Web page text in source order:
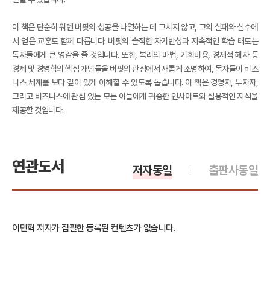
이 책은 단순히 워렌 버핏의 성공을 나열하는 데 그치지 않고, 그의 실패와 실수에
서 얻은 교훈도 함께 다룹니다. 버핏의 솔직한 자기반성과 지속적인 학습 태도는
독자들에게 큰 영감을 줄 것입니다. 또한, 복리의 마법, 기회비용, 경제적 해자 등
경제 및 경영학의 핵심 개념들을 버핏의 관점에서 새롭게 조명하여, 독자들이 비즈
니스 세계를 보다 깊이 있게 이해할 수 있도록 돕습니다. 이 책은 경영자, 투자자,
그리고 비즈니스에 관심 있는 모든 이들에게 귀중한 인사이트와 실용적인 지식을
제공할 것입니다.
연관도서 출판사동일
저자동일
이민혁 저자가 집필한 등록된 컨텐츠가 없습니다.